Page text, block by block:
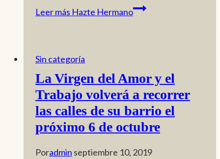
Leer más Hazte Hermano
Sin categoría
La Virgen del Amor y el
Trabajo volverá a recorrer
las calles de su barrio el
próximo 6 de octubre
Poradmin septiembre 10, 2019